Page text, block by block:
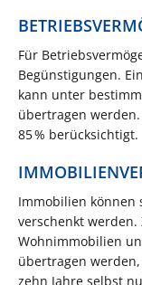
Für
Begünstigungen.
kann unter
übertragen
85 % berücksichtigt.
Immobilien können
verschenkt werden.
Wohnimmobilien
übertragen
zehn Jahre selbst